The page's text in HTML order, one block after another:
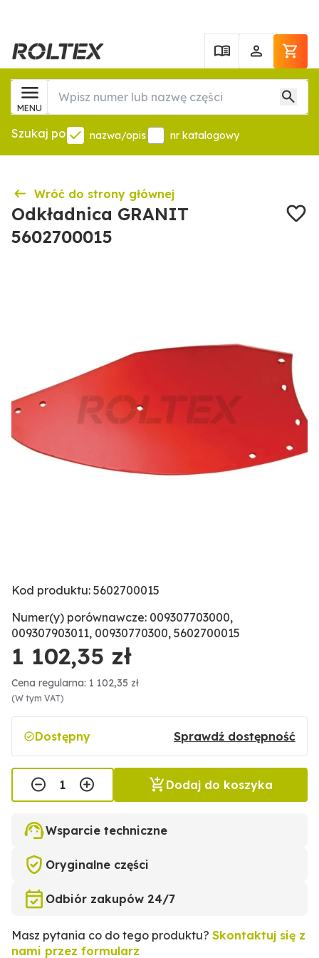
MENU
Szukaj po nazwa/opis nr katalogowy
Wróć do strony głównej
Odkładnica GRANIT
5602700015
Kod produktu: 5602700015
Numer(y) porównawcze: 009307703000,
009307903011, 00930770300, 5602700015
1 102,35 zł
Cena regularna: 1 102,35 zł
(W tym VAT)
Dostępny Sprawdź dostępność
Dodaj do koszyka
Wsparcie techniczne
Oryginalne części
Odbiór zakupów 24/7
Masz pytania co do tego produktu? Skontaktuj się z
nami przez formularz